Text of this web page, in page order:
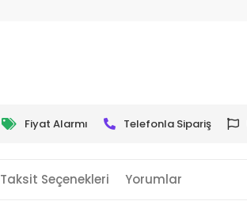
Fiyat Alarmı Telefonla Sipariş
Taksit Seçenekleri Yorumlar